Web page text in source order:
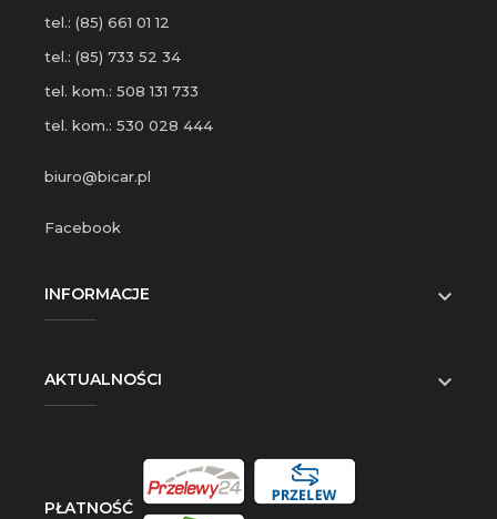
tel.: (85) 661 01 12
tel.: (85) 733 52 34
tel. kom.: 508 131 733
tel. kom.: 530 028 444
biuro@bicar.pl
Facebook
INFORMACJE 
AKTUALNOŚCI 
PŁATNOŚĆ